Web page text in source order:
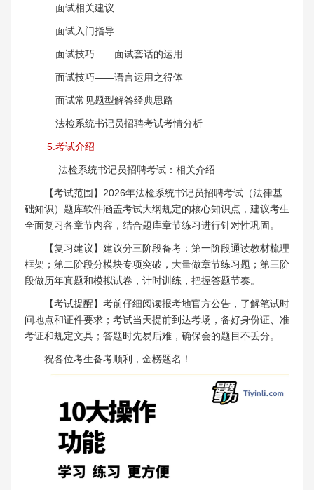
面试相关建议
面试入门指导
面试技巧——面试套话的运用
面试技巧——语言运用之得体
面试常见题型解答经典思路
法检系统书记员招聘考试考情分析
5.考试介绍
法检系统书记员招聘考试：相关介绍
【考试范围】2026年法检系统书记员招聘考试（法律基
础知识）题库软件涵盖考试大纲规定的核心知识点，建议考生
全面复习各章节内容，结合题库章节练习进行针对性巩固。
【复习建议】建议分三阶段备考：第一阶段通读教材梳理
框架；第二阶段分模块专项突破，大量做章节练习题；第三阶
段做历年真题和模拟试卷，计时训练，把握答题节奏。
【考试提醒】考前仔细阅读报考地官方公告，了解笔试时
间地点和证件要求；考试当天提前到达考场，备好身份证、准
考证和规定文具；答题时先易后难，确保会的题目不丢分。
祝各位考生备考顺利，金榜题名！